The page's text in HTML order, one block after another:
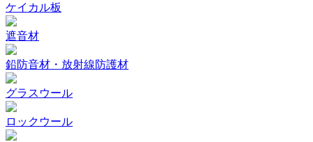
ケイカル板
遮音材
鉛防音材・放射線防護材
グラスウール
ロックウール